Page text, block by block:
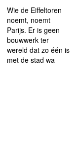
Wie de Eiffeltoren
noemt, noemt
Parijs. Er is geen
bouwwerk ter
wereld dat zo één is
met de stad wa